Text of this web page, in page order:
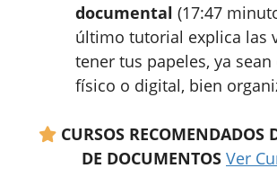
documental (17:47
último tutorial explica las
tener tus papeles, ya
físico o digital, bien
CURSOS RECOMENDADOS
DE DOCUMENTOS Ver